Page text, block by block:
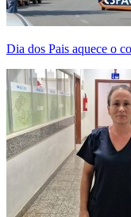
Dia dos Pais aquece o